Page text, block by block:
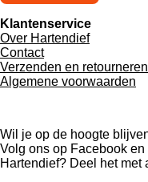
Klantenservice
Over Hartendief
Contact
Verzenden en retourneren
Algemene voorwaarden
Wil je op de hoogte
Volg ons op Facebook
Hartendief? Deel het met